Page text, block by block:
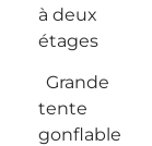
à deux
étages
Grande
tente
gonflable